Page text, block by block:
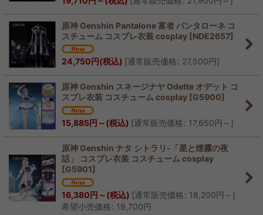
絞り込む
原神 Genshin Pantalone 富者 パンタローネ コ
スチューム コスプレ衣装 cosplay [NDE2657]
24,750円(税込) [通常販売価格: 27,500円]
原神 Genshin スネージナヤ Odette オデット コ
スプレ衣装 コスチューム cosplay [G5900]
15,885円 ～(税込) [通常販売価格: 17,650円 ～ ]
原神 Genshin ナタ シトラリ-「星と煙霧の夜
話」 コスプレ衣装 コスチューム cosplay
[G5901]
16,380円 ～(税込) [通常販売価格: 18,200円 ～ ]
希望小売価格: 19,700円